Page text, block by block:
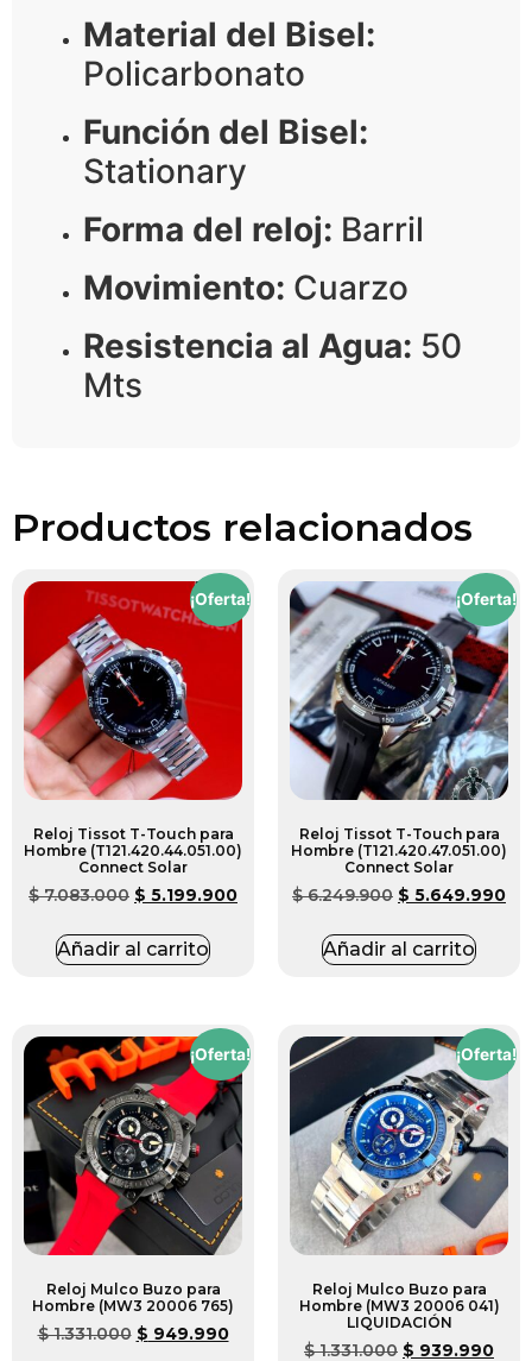
Material del Bisel:
Policarbonato
Función del Bisel:
Stationary
Forma del reloj: Barril
Movimiento: Cuarzo
Resistencia al Agua: 50
Mts
Productos relacionados
¡Oferta!
Reloj Tissot T-Touch para
Hombre (T121.420.44.051.00)
Connect Solar
$7.083.000 $ 5.199.900
Añadir al carrito
¡Oferta!
Reloj Tissot T-Touch para
Hombre (T121.420.47.051.00)
Connect Solar
$6.249.900 $ 5.649.990
Añadir al carrito
¡Oferta!
Reloj Mulco Buzo para
Hombre (MW3 20006 765)
$1.331.000 $ 949.990
¡Oferta!
Reloj Mulco Buzo para
Hombre (MW3 20006 041)
LIQUIDACIÓN
$1.331.000 $ 939.990